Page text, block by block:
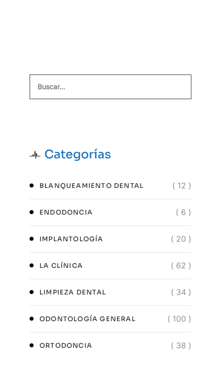
Categorías
BLANQUEAMIENTO DENTAL ( 12 )
ENDODONCIA ( 6 )
IMPLANTOLOGÍA ( 20 )
LA CLÍNICA ( 62 )
LIMPIEZA DENTAL ( 34 )
ODONTOLOGÍA GENERAL ( 100 )
ORTODONCIA ( 38 )